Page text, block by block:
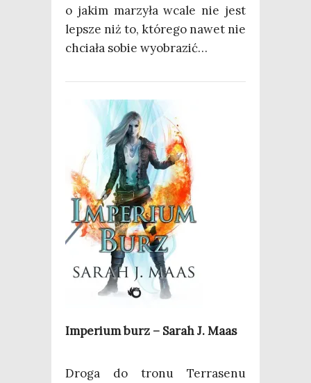
o jakim marzy­ła wca­le nie jest
lep­sze niż to, któ­re­go nawet nie
chcia­ła sobie wyobrazić…
Impe­rium burz – Sarah J. Maas
Dro­ga do tro­nu Ter­ra­se­nu